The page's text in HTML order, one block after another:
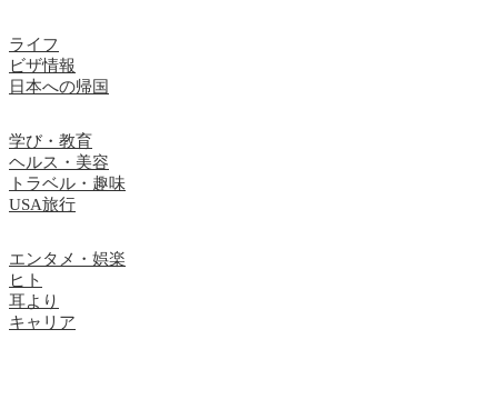
ライフ
ビザ情報
日本への帰国
学び・教育
ヘルス・美容
トラベル・趣味
USA旅行
エンタメ・娯楽
ヒト
耳より
キャリア